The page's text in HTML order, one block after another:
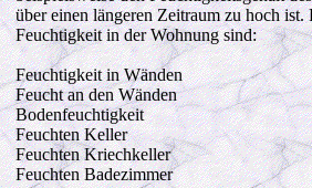
über einen längeren Zeitraum zu hoch ist.
Feuchtigkeit in der Wohnung sind:
Feuchtigkeit in Wänden
Feucht an den Wänden
Bodenfeuchtigkeit
Feuchten Keller
Feuchten Kriechkeller
Feuchten Badezimmer